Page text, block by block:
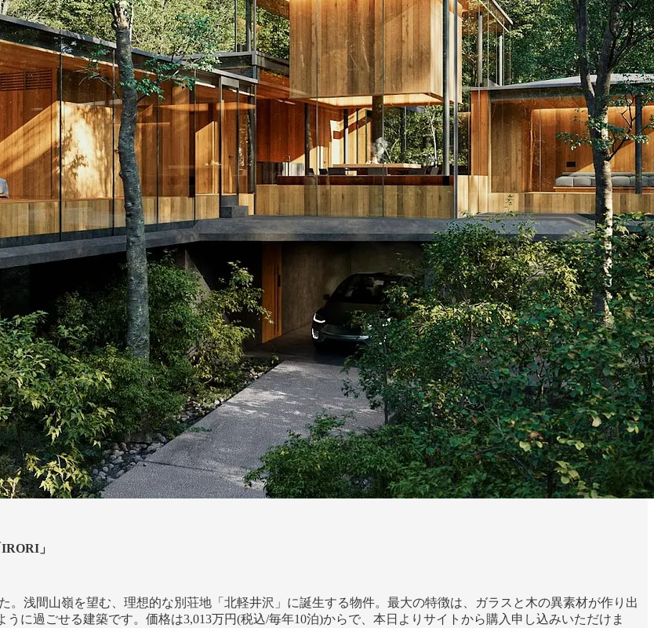
」
。浅間山嶺を望む、理想的な別荘地「北軽井沢」に誕生する物件。最大の特徴は、ガラスと木の異素材が作り出
に過ごせる建築です。価格は3,013万円(税込/毎年10泊)からで、本日よりサイトから購入申し込みいただけま